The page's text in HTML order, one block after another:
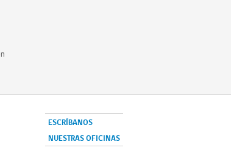
ESCRÍBANOS
NUESTRAS OFICINAS